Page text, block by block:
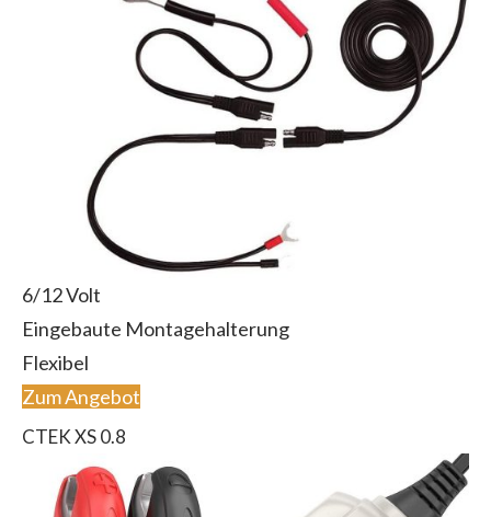
6/12 Volt
Eingebaute Montagehalterung
Flexibel
Zum Angebot
CTEK XS 0.8